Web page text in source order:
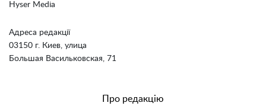
Hyser Media
Адреса редакції
03150 г. Киев, улица
Большая Васильковская, 71
Про редакцію